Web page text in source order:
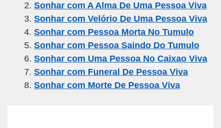
b
o
o
k
a
m
A
p
p
Sonhar com A Alma De Uma Pessoa Viva
Sonhar com Velório De Uma Pessoa Viva
Sonhar com Pessoa Morta No Tumulo
Sonhar com Pessoa Saindo Do Tumulo
Sonhar com Uma Pessoa No Caixao Viva
Sonhar com Funeral De Pessoa Viva
Sonhar com Morte De Pessoa Viva